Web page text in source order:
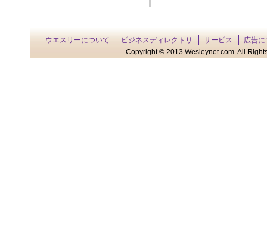
ウエスリーについて ビジネスディレクトリ サービス
広告に
Copyright © 2013 Wesleynet.com. All